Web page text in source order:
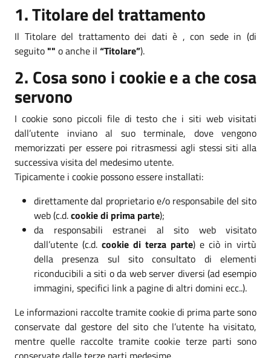
1. Titolare del trattamento
Il Titolare del trattamento dei dati è , con sede in (di
seguito"" o anche il “Titolare”).
2. Cosa sono i cookie e a che cosa
servono
I cookie sono piccoli file di testo che i siti web visitati
dall’utente inviano al suo terminale, dove vengono
memorizzati per essere poi ritrasmessi agli stessi siti alla
successiva visita del medesimo utente.
Tipicamente i cookie possono essere installati:
direttamente dal proprietario e/o responsabile del sito
web (c.d.cookie di prima parte);
da responsabili estranei al sito web visitato
dall’utente (c.d. cookie di terza parte) e ciò in virtù
della presenza sul sito consultato di elementi
riconducibili a siti o da web server diversi (ad esempio
immagini, specifici link a pagine di altri domini ecc..).
Le informazioni raccolte tramite cookie di prima parte sono
conservate dal gestore del sito che l’utente ha visitato,
mentre quelle raccolte tramite cookie terze parti sono